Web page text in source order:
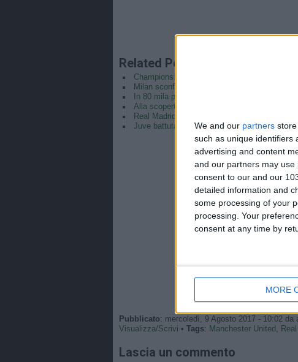
We and our partners
such as unique identifiers
advertising and content
and our partners may use
consent to our and our
detailed information and
some processing of your
processing. Your
consent at any time by
MORE
Related Posts
Champions: Fiorentina e Milan eliminati
Milan sconfitto dal Manchester United. Cade
In 80 mila per Cristiano Ronaldo
Alla scoperta di… Tahith Chong
Real Madrid batte Liverpool e vince la sua 13a
Juve battuta, il Real Madrid vince la
Pubblicato: mercoledì, 9 Agosto 2017 - 10:02 da
Visualizza/Scrivi • Tags: Manchester United
Lascia un commento